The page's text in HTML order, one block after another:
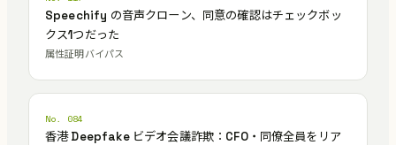
Speechify の音声クローン、同意の確認はチェックボッ
クス1つだった
属性証明バイパス
No. 084
香港 Deepfake ビデオ会議詐欺：CFO・同僚全員をリア